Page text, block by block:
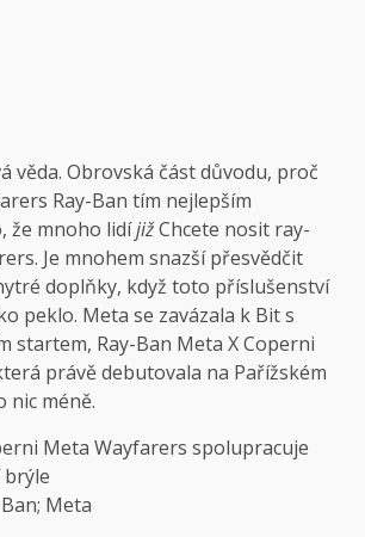
věda. Obrovská část důvodu, proč
Ray-Ban tím nejlepším
že mnoho lidíjižChcete nosit ray-
Je mnohem snazší přesvědčit
doplňky, když toto příslušenství
peklo. Meta se zavázala k Bit s
startem, Ray-Ban Meta X Coperni
právě debutovala na Pařížském
nic méně.
Meta